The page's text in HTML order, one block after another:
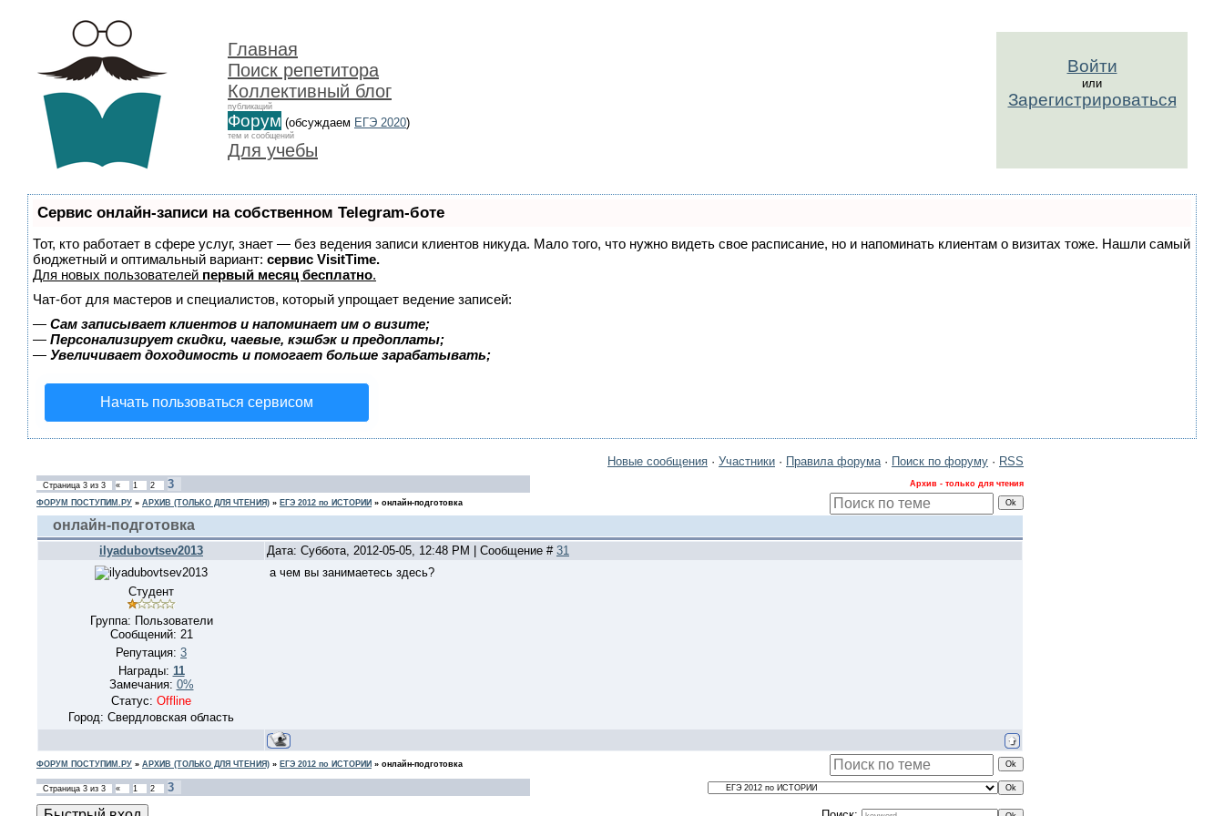
Главная
Поиск репетитора
Коллективный блог
публикаций
Форум (обсуждаем ЕГЭ 2020)
тем и сообщений
Для учебы
Войти
или
Зарегистрироваться
Сервис онлайн-записи на собственном Telegram-боте
Тот, кто работает в сфере услуг, знает — без ведения записи клиентов никуда. Мало того, что нужно видеть свое расписание, но и напоминать клиентам о визитах тоже. Нашли самый
бюджетный и оптимальный вариант: сервис VisitTime.
Для новых пользователей первый месяц бесплатно.
Чат-бот для мастеров и специалистов, который упрощает ведение записей:
— Сам записывает клиентов и напоминает им о визите;
— Персонализирует скидки, чаевые, кэшбэк и предоплаты;
— Увеличивает доходимость и помогает больше зарабатывать;
Начать пользоваться сервисом
Новые сообщения · Участники · Правила форума· Поиск по форуму · RSS
Страница 3 из 3 « 1 2 3 Архив - только для чтения
ФОРУМ ПОСТУПИМ.РУ » АРХИВ (ТОЛЬКО ДЛЯ ЧТЕНИЯ) » ЕГЭ 2012 по ИСТОРИИ » онлайн-подготовка
онлайн-подготовка
ilyadubovtsev2013 Дата: Суббота, 2012-05-05, 12:48 PM | Сообщение # 31
Студент
Группа: Пользователи
Сообщений: 21
Репутация: 3
Награды: 11
Замечания: 0%
Статус: Offline
Город: Свердловская область
а чем вы занимаетесь здесь?
ФОРУМ ПОСТУПИМ.РУ » АРХИВ (ТОЛЬКО ДЛЯ ЧТЕНИЯ) » ЕГЭ 2012 по ИСТОРИИ » онлайн-подготовка
Страница 3 из 3 « 1 2
3